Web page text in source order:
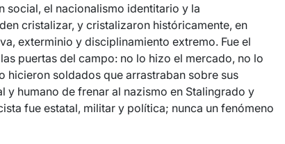
social, el nacionalismo identitario y la
cristalizar, y cristalizaron históricamente, en
exterminio y disciplinamiento extremo. Fue el
puertas del campo: no lo hizo el mercado, no lo
hicieron soldados que arrastraban sobre sus
y humano de frenar al nazismo en Stalingrado y
fue estatal, militar y política; nunca un fenómeno